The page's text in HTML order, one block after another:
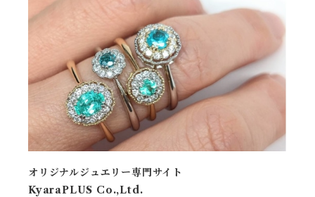
オリジナルジュエリー専門サイト
KyaraPLUS Co.,Ltd.